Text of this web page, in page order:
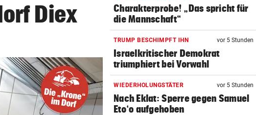
Diex
Charakterprobe! „Das spricht für
die Mannschaft“
TRUMP BESCHIMPFT IHN vor 5 Stunden
Israelkritischer Demokrat
triumphiert bei Vorwahl
WIEDERHOLUNGSTÄTER vor 5 Stunden
Nach Eklat: Sperre gegen Samuel
Eto‘o aufgehoben